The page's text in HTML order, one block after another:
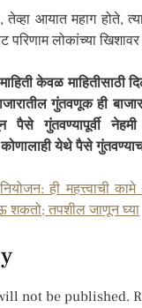
आयात महाग होते,
परिणाम लोकांच्या खिशावर
केवळ माहितीसाठी
गुंतवणूक ही
गुंतवण्यापूर्वी नेहमी
येथे पैसे
ही महत्त्वाची कामे
शकतो; तपशील जाणून घ्या
not be published.